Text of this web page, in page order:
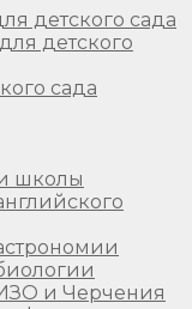
детского сада
детского
сада
школы
и Черчения